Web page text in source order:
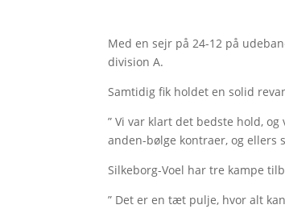
Med en sejr på 24-12 på
division A.
Samtidig fik holdet en solid
” Vi var klart det bedste hold,
anden-bølge kontraer, og ellers
Silkeborg-Voel har tre kampe
” Det er en tæt pulje, hvor alt